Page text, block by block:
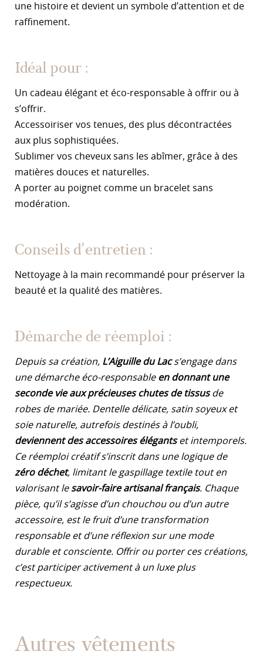
une histoire et devient un symbole d’attention et de
raffinement.
Idéal pour :
Un cadeau élégant et éco-responsable à offrir ou à
s’offrir.
Accessoiriser vos tenues, des plus décontractées
aux plus sophistiquées.
Sublimer vos cheveux sans les abîmer, grâce à des
matières douces et naturelles.
A porter au poignet comme un bracelet sans
modération.
Conseils d’entretien :
Nettoyage à la main recommandé pour préserver la
beauté et la qualité des matières.
Démarche de réemploi :
Depuis sa création, L’Aiguille du Lacs’engage dans
une démarche éco-responsable en donnant une
seconde vie aux précieuses chutes de tissusde
robes de mariée. Dentelle délicate, satin soyeux et
soie naturelle, autrefois destinés à l’oubli,
deviennent des accessoires élégantset intemporels.
Ce réemploi créatif s’inscrit dans une logique de
zéro déchet, limitant le gaspillage textile tout en
valorisant le savoir-faire artisanal français. Chaque
pièce, qu’il s’agisse d’un chouchou ou d’un autre
accessoire, est le fruit d’une transformation
responsable et d’une réflexion sur une mode
durable et consciente. Offrir ou porter ces créations,
c’est participer activement à un luxe plus
respectueux.
Autres vêtements